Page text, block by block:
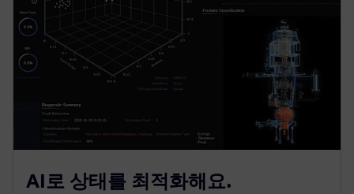
AI로 상태를 최적화해요.